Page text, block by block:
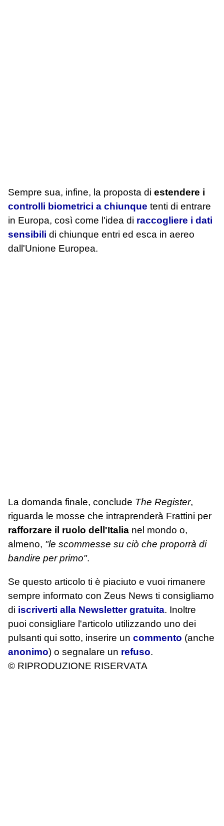
Sempre sua, infine, la proposta di estendere i
controlli biometrici a chiunque tenti di entrare
in Europa, così come l'idea di raccogliere i dati
sensibili di chiunque entri ed esca in aereo
dall'Unione Europea.
La domanda finale, conclude The Register,
riguarda le mosse che intraprenderà Frattini per
rafforzare il ruolo dell'Italia nel mondo o,
almeno, "le scommesse su ciò che proporrà di
bandire per primo".
Se questo articolo ti è piaciuto e vuoi rimanere
sempre informato con Zeus News ti consigliamo
di iscriverti alla Newsletter gratuita. Inoltre
puoi consigliare l'articolo utilizzando uno dei
pulsanti qui sotto, inserire un commento (anche
anonimo) o segnalare un refuso.
© RIPRODUZIONE RISERVATA